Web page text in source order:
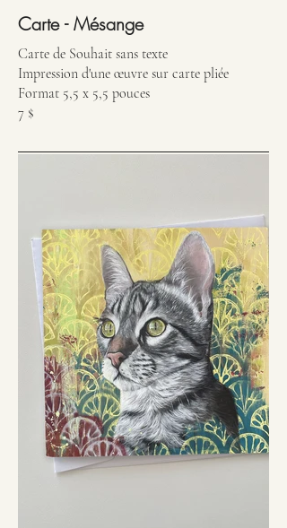
Carte - Mésange
Carte de Souhait sans texte
Impression d'une œuvre sur carte pliée
Format 5,5 x 5,5 pouces
7 $